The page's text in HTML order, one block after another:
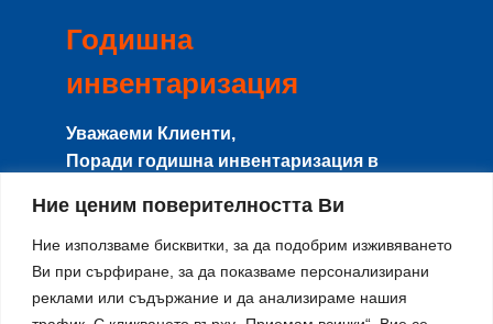
Ние ценим поверителността Ви
Ние използваме бисквитки, за да подобрим изживяването
Ви при сърфиране, за да показваме персонализирани
реклами или съдържание и да анализираме нашия
Годишна
инвентаризация
Уважаеми Клиенти,
Поради годишна инвентаризация в
няма да работят с клиенти, и няма да се
изпращат поръчки.
Направените поръчки в този период ще
се изпращат от17-ти Августпо реда на